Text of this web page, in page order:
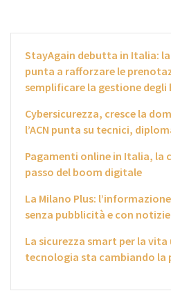
StayAgain debutta in Italia:
punta a rafforzare le
semplificare la gestione degli
Cybersicurezza, cresce la
l’ACN punta su tecnici,
Pagamenti online in Italia, la
passo del boom digitale
La Milano Plus:
senza pubblicità e con
La sicurezza smart per la
tecnologia sta cambiando la